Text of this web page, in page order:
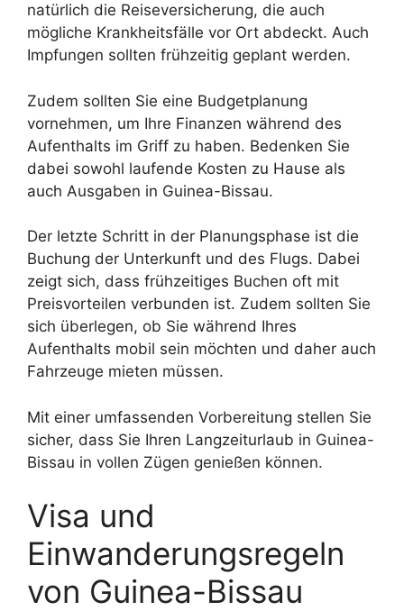
natürlich die Reiseversicherung, die auch
mögliche Krankheitsfälle vor Ort abdeckt. Auch
Impfungen sollten frühzeitig geplant werden.
Zudem sollten Sie eine Budgetplanung
vornehmen, um Ihre Finanzen während des
Aufenthalts im Griff zu haben. Bedenken Sie
dabei sowohl laufende Kosten zu Hause als
auch Ausgaben in Guinea-Bissau.
Der letzte Schritt in der Planungsphase ist die
Buchung der Unterkunft und des Flugs. Dabei
zeigt sich, dass frühzeitiges Buchen oft mit
Preisvorteilen verbunden ist. Zudem sollten Sie
sich überlegen, ob Sie während Ihres
Aufenthalts mobil sein möchten und daher auch
Fahrzeuge mieten müssen.
Mit einer umfassenden Vorbereitung stellen Sie
sicher, dass Sie Ihren Langzeiturlaub in Guinea-
Bissau in vollen Zügen genießen können.
Visa und
Einwanderungsregeln
von Guinea-Bissau